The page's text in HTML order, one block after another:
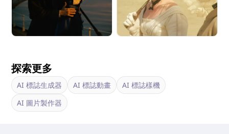
探索更多
AI 標誌生成器 AI 標誌動畫
AI 標誌樣機
AI 圖片製作器